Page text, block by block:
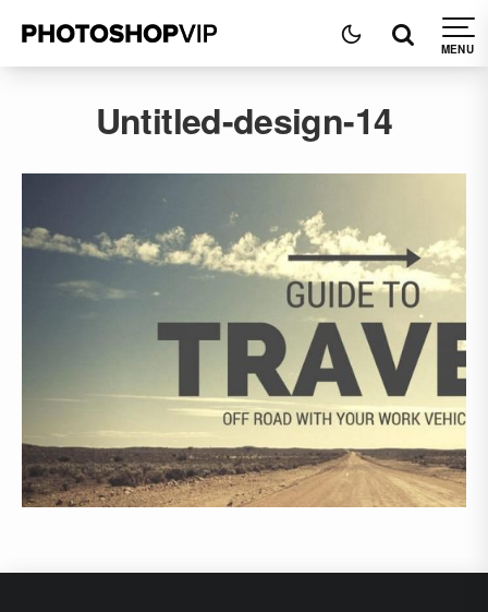
Untitled-design-14